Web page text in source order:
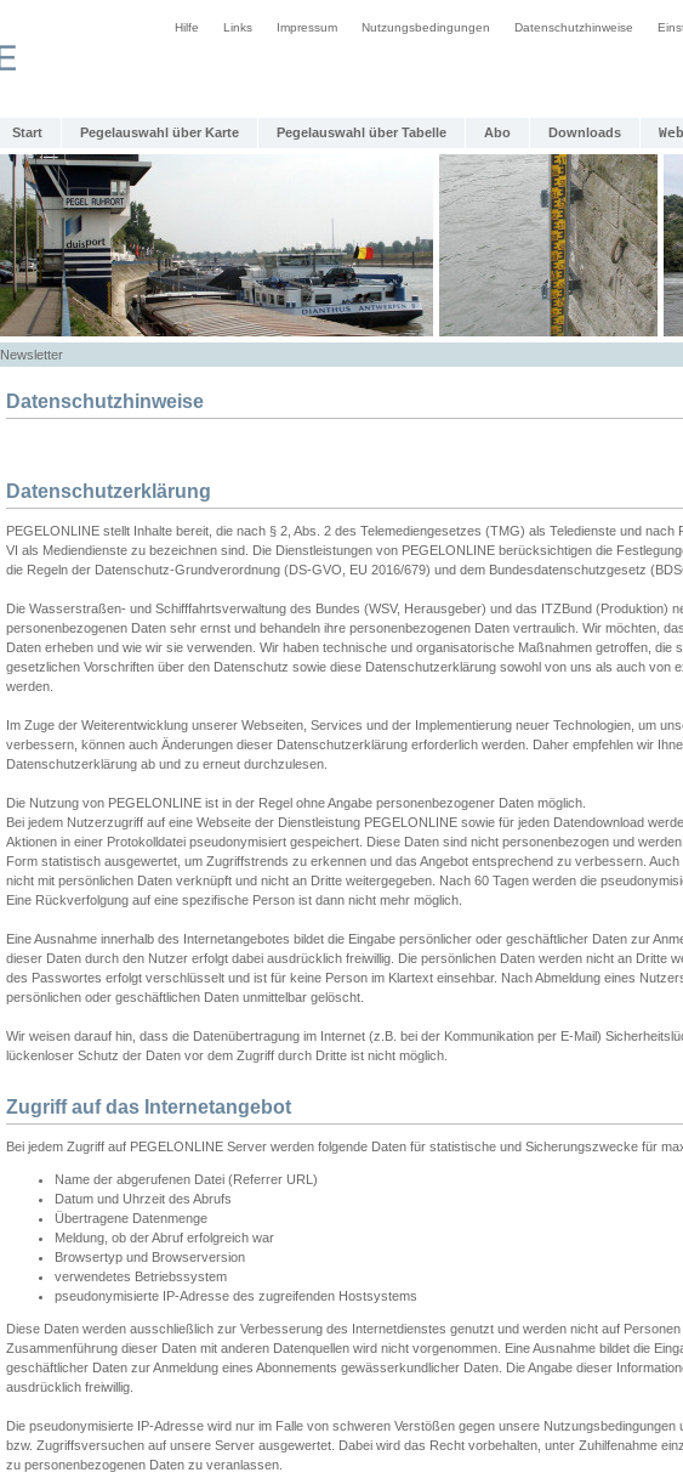
Hilfe Links Impressum Nutzungsbedingungen Datenschutzhinweise
Start Pegelauswahl über Karte Pegelauswahl über Tabelle Abo Downloads
Newsletter
Datenschutzhinweise
Datenschutzerklärung
PEGELONLINE stellt Inhalte bereit, die nach § 2, Abs. 2 des Telemediengesetzes (TMG) als Teledienste und
VI als Mediendienste zu bezeichnen sind. Die Dienstleistungen von PEGELONLINE berücksichtigen die
die Regeln der Datenschutz-Grundverordnung (DS-GVO, EU 2016/679) und dem Bundesdatenschutzgesetz
Die Wasserstraßen- und Schifffahrtsverwaltung des Bundes (WSV, Herausgeber) und das ITZBund (Produktion)
personenbezogenen Daten sehr ernst und behandeln ihre personenbezogenen Daten vertraulich. Wir möchten,
Daten erheben und wie wir sie verwenden. Wir haben technische und organisatorische Maßnahmen getroffen, die
gesetzlichen Vorschriften über den Datenschutz sowie diese Datenschutzerklärung sowohl von uns als auch von
werden.
Im Zuge der Weiterentwicklung unserer Webseiten, Services und der Implementierung neuer Technologien, um
verbessern, können auch Änderungen dieser Datenschutzerklärung erforderlich werden. Daher empfehlen wir
Datenschutzerklärung ab und zu erneut durchzulesen.
Die Nutzung von PEGELONLINE ist in der Regel ohne Angabe personenbezogener Daten möglich.
Bei jedem Nutzerzugriff auf eine Webseite der Dienstleistung PEGELONLINE sowie für jeden Datendownload
Aktionen in einer Protokolldatei pseudonymisiert gespeichert. Diese Daten sind nicht personenbezogen und
Form statistisch ausgewertet, um Zugriffstrends zu erkennen und das Angebot entsprechend zu verbessern.
nicht mit persönlichen Daten verknüpft und nicht an Dritte weitergegeben. Nach 60 Tagen werden die
Eine Rückverfolgung auf eine spezifische Person ist dann nicht mehr möglich.
Eine Ausnahme innerhalb des Internetangebotes bildet die Eingabe persönlicher oder geschäftlicher Daten zur
dieser Daten durch den Nutzer erfolgt dabei ausdrücklich freiwillig. Die persönlichen Daten werden nicht an Dritte
des Passwortes erfolgt verschlüsselt und ist für keine Person im Klartext einsehbar. Nach Abmeldung eines
persönlichen oder geschäftlichen Daten unmittelbar gelöscht.
Wir weisen darauf hin, dass die Datenübertragung im Internet (z.B. bei der Kommunikation per E-Mail)
lückenloser Schutz der Daten vor dem Zugriff durch Dritte ist nicht möglich.
Zugriff auf das Internetangebot
Bei jedem Zugriff auf PEGELONLINE Server werden folgende Daten für statistische und Sicherungszwecke für
Name der abgerufenen Datei (Referrer URL)
Datum und Uhrzeit des Abrufs
Übertragene Datenmenge
Meldung, ob der Abruf erfolgreich war
Browsertyp und Browserversion
verwendetes Betriebssystem
pseudonymisierte IP-Adresse des zugreifenden Hostsystems
Diese Daten werden ausschließlich zur Verbesserung des Internetdienstes genutzt und werden nicht auf
Zusammenführung dieser Daten mit anderen Datenquellen wird nicht vorgenommen. Eine Ausnahme bildet die
geschäftlicher Daten zur Anmeldung eines Abonnements gewässerkundlicher Daten. Die Angabe dieser
ausdrücklich freiwillig.
Die pseudonymisierte IP-Adresse wird nur im Falle von schweren Verstößen gegen unsere Nutzungsbedingungen
bzw. Zugriffsversuchen auf unsere Server ausgewertet. Dabei wird das Recht vorbehalten, unter Zuhilfenahme
zu personenbezogenen Daten zu veranlassen.